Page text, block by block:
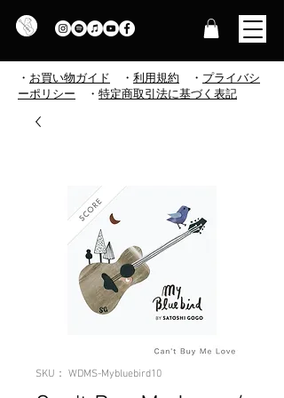
・ お買い物ガイド ・ 利用規約 ・ プライバシ
ーポリシー
・ 特定商取引法に基づく表記
SKU： WDMS-Mybluebird10